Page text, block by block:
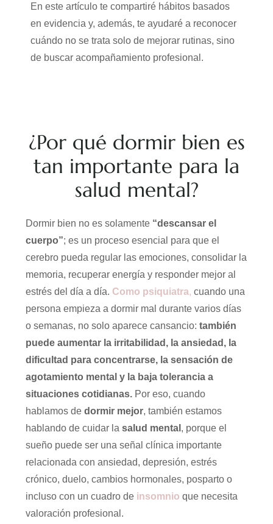
En este artículo te compartiré hábitos basados
en evidencia y, además, te ayudaré a reconocer
cuándo no se trata solo de mejorar rutinas, sino
de buscar acompañamiento profesional.
¿Por qué dormir bien es
tan importante para la
salud mental?
Dormir bien no es solamente “descansar el
cuerpo”; es un proceso esencial para que el
cerebro pueda regular las emociones, consolidar la
memoria, recuperar energía y responder mejor al
estrés del día a día. Como psiquiatra, cuando una
persona empieza a dormir mal durante varios días
o semanas, no solo aparece cansancio: también
puede aumentar la irritabilidad, la ansiedad, la
dificultad para concentrarse, la sensación de
agotamiento mental y la baja tolerancia a
situaciones cotidianas. Por eso, cuando
hablamos de dormir mejor, también estamos
hablando de cuidar la salud mental , porque el
sueño puede ser una señal clínica importante
relacionada con ansiedad, depresión, estrés
crónico, duelo, cambios hormonales, posparto o
incluso con un cuadro de insomnio que necesita
valoración profesional.